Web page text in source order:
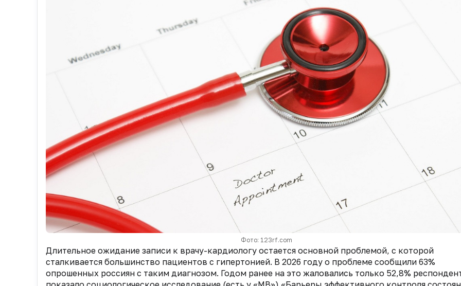
Фото: 123rf.com
Длительное ожидание записи к врачу-кардиологу остается основной проблемой, с которой
сталкивается большинство пациентов с гипертонией. В 2026 году о проблеме сообщили 63%
опрошенных россиян с таким диагнозом. Годом ранее на это жаловались только 52,8%